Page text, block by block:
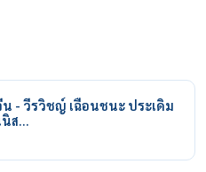
- วีรวิชญ์ เฉือนชนะ ประเดิม
นิส…